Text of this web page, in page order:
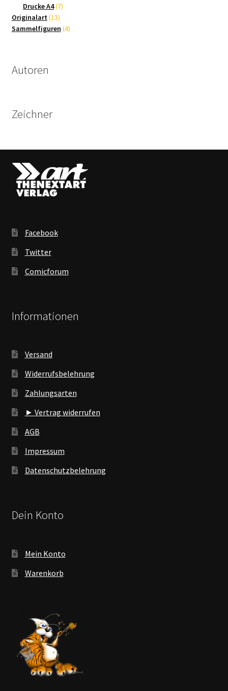
Produkte
Drucke A4 77
Originalart 1313
Produkte
Sammelfiguren 44
Autoren
Zeichner
Facebook
Twitter
Comicforum
Informationen
Versand
Widerrufsbelehrung
Zahlungsarten
► Vertrag widerrufen
AGB
Impressum
Datenschutzbelehrung
Dein Konto
Mein Konto
Warenkorb